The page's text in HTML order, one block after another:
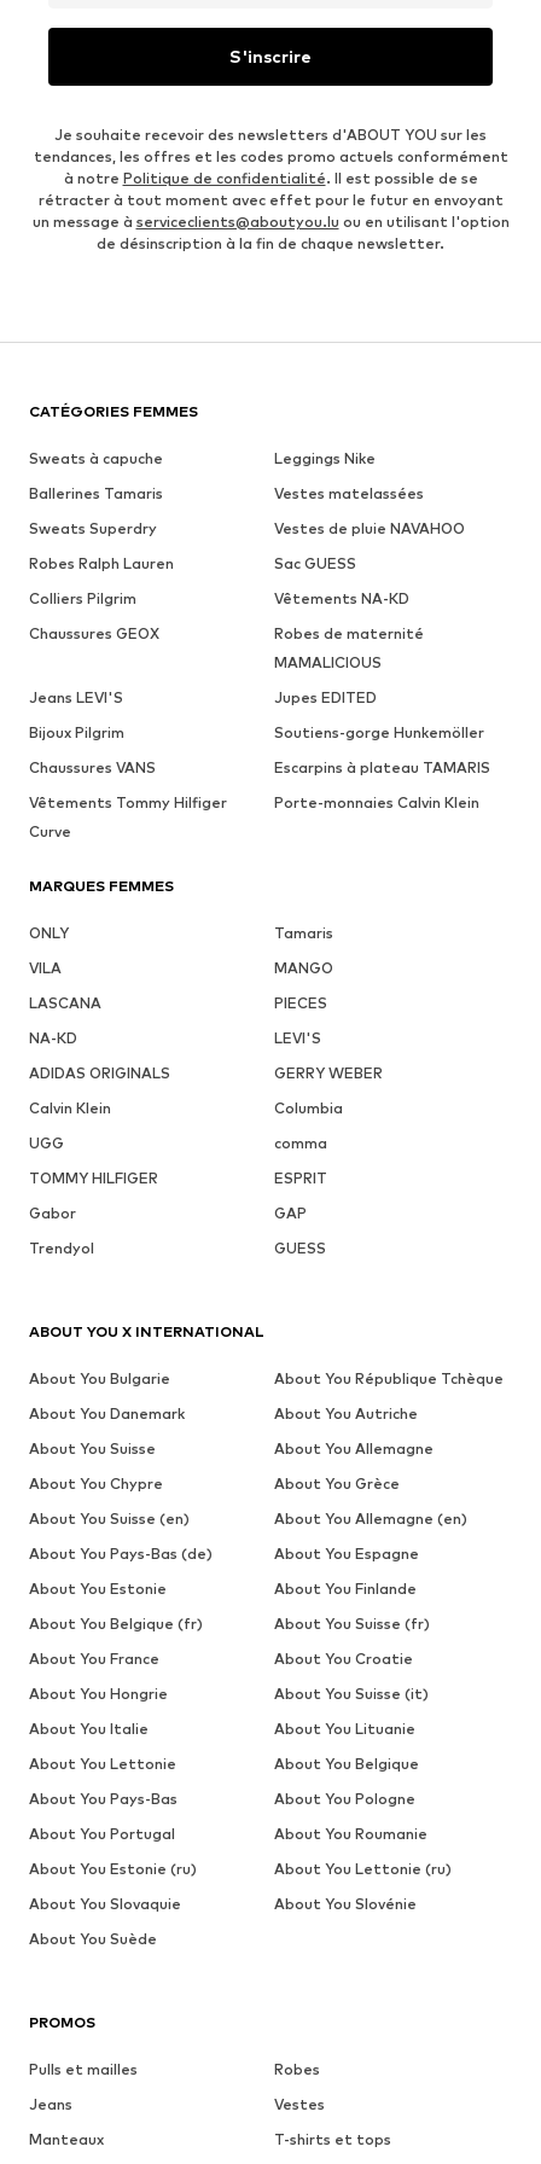
S'inscrire
Je souhaite recevoir des newsletters d'ABOUT YOU sur les
tendances, les offres et les codes promo actuels conformément
à notre Politique de confidentialité. Il est possible de se
rétracter à tout moment avec effet pour le futur en envoyant
un message à serviceclients@aboutyou.lu ou en utilisant l'option
de désinscription à la fin de chaque newsletter.
CATÉGORIES FEMMES
Sweats à capuche
Leggings Nike
Ballerines Tamaris
Vestes matelassées
Sweats Superdry
Vestes de pluie NAVAHOO
Robes Ralph Lauren
Sac GUESS
Colliers Pilgrim
Vêtements NA-KD
Chaussures GEOX
Robes de maternité
MAMALICIOUS
Jeans LEVI'S
Jupes EDITED
Bijoux Pilgrim
Soutiens-gorge Hunkemöller
Chaussures VANS
Escarpins à plateau TAMARIS
Vêtements Tommy Hilfiger
Curve
Porte-monnaies Calvin Klein
MARQUES FEMMES
ONLY
Tamaris
VILA
MANGO
LASCANA
PIECES
NA-KD
LEVI'S
ADIDAS ORIGINALS
GERRY WEBER
Calvin Klein
Columbia
UGG
comma
TOMMY HILFIGER
ESPRIT
Gabor
GAP
Trendyol
GUESS
PROMOS
Pulls et mailles
Robes
Jeans
Vestes
Manteaux
T-shirts et tops
ABOUT YOU X INTERNATIONAL
About You Bulgarie
About You République Tchèque
About You Danemark
About You Autriche
About You Suisse
About You Allemagne
About You Chypre
About You Grèce
About You Suisse (en)
About You Allemagne (en)
About You Pays-Bas (de)
About You Espagne
About You Estonie
About You Finlande
About You Belgique (fr)
About You Suisse (fr)
About You France
About You Croatie
About You Hongrie
About You Suisse (it)
About You Italie
About You Lituanie
About You Lettonie
About You Belgique
About You Pays-Bas
About You Pologne
About You Portugal
About You Roumanie
About You Estonie (ru)
About You Lettonie (ru)
About You Slovaquie
About You Slovénie
About You Suède